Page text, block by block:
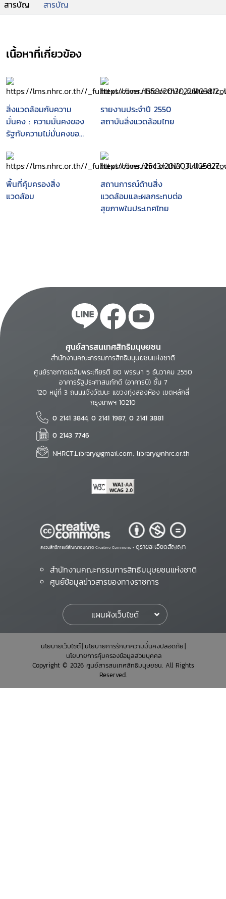
สารบัญ สารบัญ
เนื้อหาที่เกี่ยวข้อง
สิ่งแวดล้อมกับความ
มั่นคง : ความมั่นคงของ
รัฐกับความไม่มั่นคงของ
รายงานประจำปี 2550
สถาบันสิ่งแวดล้อมไทย
พื้นที่คุ้มครองสิ่ง
แวดล้อม
สถานการณ์ด้านสิ่ง
แวดล้อมและผลกระทบต่อ
สุขภาพในประเทศไทย
ศูนย์สารสนเทศสิทธิมนุษยชน
สำนักงานคณะกรรมการสิทธิมนุษยชนแห่งชาติ
ศูนย์ราชการเฉลิมพระเกียรติ 80 พรรษา 5 ธันวาคม 2550
อาคารรัฐประศาสนภักดี (อาคารบี) ชั้น 7
120 หมู่ที่ 3 ถนนแจ้งวัฒนะ แขวงทุ่งสองห้อง เขตหลักสี่
กรุงเทพฯ 10210
0 2141 3844, 0 2141 1987, 0 2141 3881
0 2143 7746
NHRCT.Library@gmail.com; library@nhrc.or.th
สงวนสิทธิ์ภายใต้สัญญาอนุญาต Creative Commons • ดูรายละเอียดสัญญา
สำนักงานคณะกรรมการสิทธิมนุษยชนแห่งชาติ
ศูนย์ข้อมูลข่าวสารของทางราชการ
แผนผังเว็บไซต์
นโยบายเว็บไซต์ นโยบายการรักษาความมั่นคงปลอดภัย
นโยบายการคุ้มครองข้อมูลส่วนบุคคล
Copyright © 2026 ศูนย์สารสนเทศสิทธิมนุษยชน. All Rights
Reserved.